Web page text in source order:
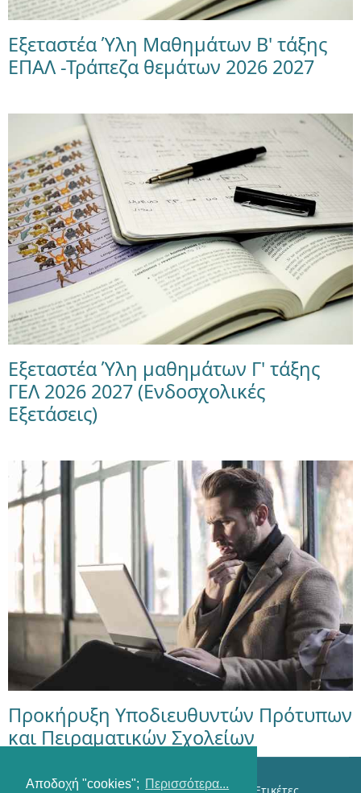
Αποδοχή "cookies"; Περισσότερα...
Εξεταστέα Ύλη Μαθημάτων Β' τάξης
ΕΠΑΛ -Τράπεζα θεμάτων 2026 2027
Εξεταστέα Ύλη μαθημάτων Γ' τάξης
ΓΕΛ 2026 2027 (Ενδοσχολικές
Εξετάσεις)
Προκήρυξη Υποδιευθυντών Πρότυπων
και Πειραματικών Σχολείων
Επικοινωνία Όροι χρήσης Αναζήτηση Ετικέτες